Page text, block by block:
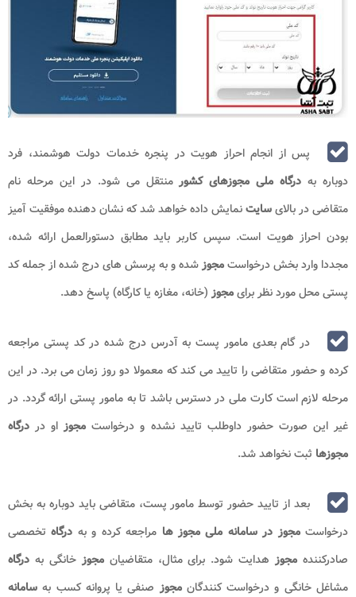
پس از انجام احراز هویت در پنجره خدمات دولت هوشمند، فرد
دوباره به درگاه ملی مجوزهای کشورمنتقل می شود. در این مرحله نام
متقاضی در بالایسایتنمایش داده خواهد شد که نشان دهنده موفقیت آمیز
بودن احراز هویت است. سپس کاربر باید مطابق دستورالعمل ارائه شده،
مجددا وارد بخش درخواستمجوزشده و به پرسش های درج شده از جمله کد
پستی محل مورد نظر برایمجوز(خانه، مغازه یا کارگاه) پاسخ دهد.
در گام بعدی مامور پست به آدرس درج شده در کد پستی مراجعه
کرده و حضور متقاضی را تایید می کند که معمولا دو روز زمان می برد. در این
مرحله لازم است کارت ملی در دسترس باشد تا به مامور پستی ارائه گردد. در
غیر این صورت حضور داوطلب تایید نشده و درخواست مجوزاو در درگاه
مجوزها ثبت نخواهد شد.
بعد از تایید حضور توسط مامور پست، متقاضی باید دوباره به بخش
درخواستمجوز در سامانه ملی مجوز ها مراجعه کرده و به درگاهتخصصی
صادرکننده مجوزهدایت شود. برای مثال، متقاضیانمجوزخانگی به درگاه
مشاغل خانگی و درخواست کنندگانمجوزصنفی یا پروانه کسب به سامانه